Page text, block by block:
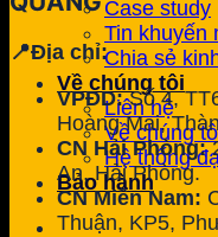
Case study
Tin khuyến
Chia sẻ
Về chúng tôi
Liên hệ
Về chúng
Hệ thống
Bảo hành
📍Địa chỉ:
VPĐD:Số 4,
Hoàng Mai,
CN Hải Phòng:
An, Hải Phòng.
CN Miền Nam:
Thuận, KP5,